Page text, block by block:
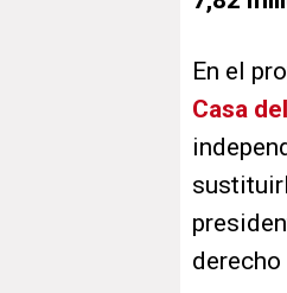
En el
Casa
derecho